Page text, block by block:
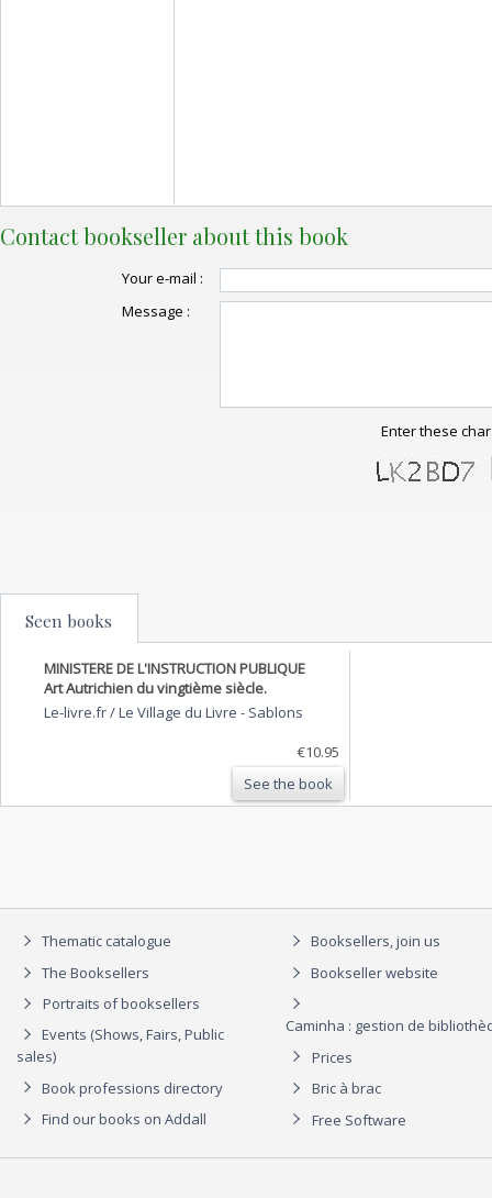
Contact bookseller about this book
Your e-mail :
Message :
Enter these
Seen books
MINISTERE DE L'INSTRUCTION PUBLIQUE
Art Autrichien du vingtième siècle.
Le-livre.fr / Le Village du Livre - Sablons
€10.95
See the book
Thematic catalogue
The Booksellers
Portraits of booksellers
Events (Shows, Fairs, Public
sales)
Book professions directory
Find our books on Addall
Booksellers, join us
Bookseller website
Caminha : gestion de
Prices
Bric à brac
Free Software